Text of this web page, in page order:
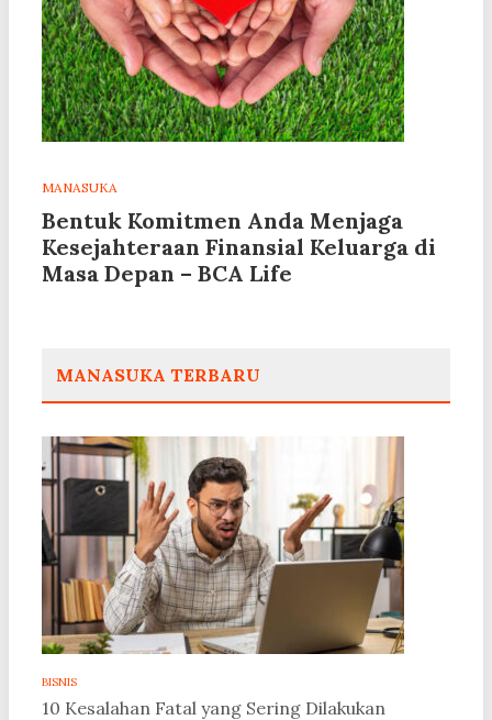
MANASUKA
Bentuk Komitmen Anda Menjaga
Kesejahteraan Finansial Keluarga di
Masa Depan – BCA Life
MANASUKA TERBARU
BISNIS
10 Kesalahan Fatal yang Sering Dilakukan